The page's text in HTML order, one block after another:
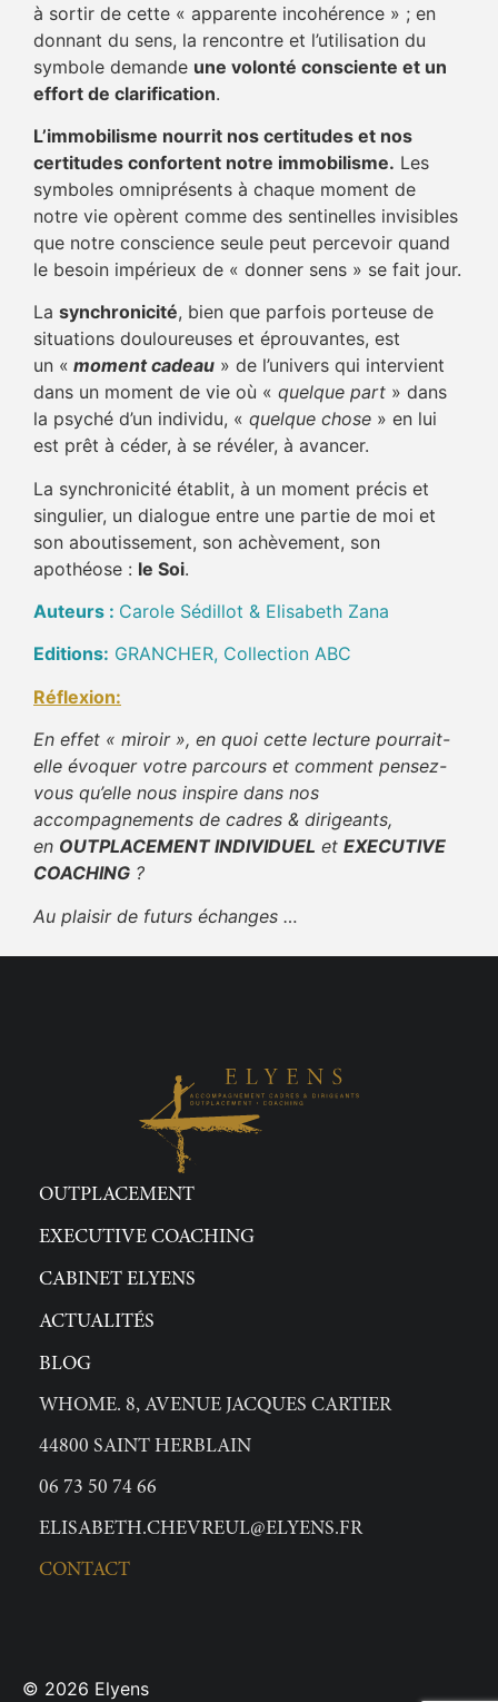
à sortir de cette « apparente incohérence » ; en
donnant du sens, la rencontre et l’utilisation du
symbole demande une volonté consciente et un
effort de clarification.
L’immobilisme nourrit nos certitudes et nos
certitudes confortent notre immobilisme. Les
symboles omniprésents à chaque moment de
notre vie opèrent comme des sentinelles invisibles
que notre conscience seule peut percevoir quand
le besoin impérieux de « donner sens » se fait jour.
La synchronicité, bien que parfois porteuse de
situations douloureuses et éprouvantes, est
un « moment cadeau » de l’univers qui intervient
dans un moment de vie où « quelque part » dans
la psyché d’un individu, « quelque chose » en lui
est prêt à céder, à se révéler, à avancer.
La synchronicité établit, à un moment précis et
singulier, un dialogue entre une partie de moi et
son aboutissement, son achèvement, son
apothéose : le Soi.
Auteurs : Carole Sédillot & Elisabeth Zana
Editions: GRANCHER, Collection ABC
Réflexion:
En effet « miroir », en quoi cette lecture pourrait-
elle évoquer votre parcours et comment pensez-
vous qu’elle nous inspire dans nos
accompagnements de cadres & dirigeants,
en OUTPLACEMENT INDIVIDUEL et EXECUTIVE
COACHING ?
Au plaisir de futurs échanges …
OUTPLACEMENT
EXECUTIVE COACHING
CABINET ELYENS
ACTUALITÉS
BLOG
WHOME. 8, AVENUE JACQUES CARTIER
44800 SAINT HERBLAIN
06 73 50 74 66
ELISABETH.CHEVREUL@ELYENS.FR
CONTACT
© 2026 Elyens